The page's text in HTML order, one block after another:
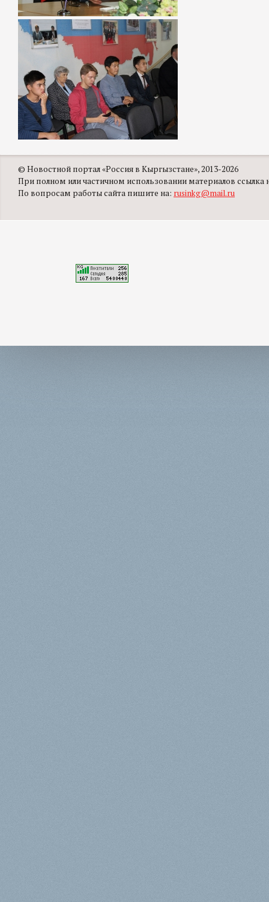
© Новостной портал «Россия в Кыргызстане», 2013-2026
При полном или частичном использовании материалов ссылка
По вопросам работы сайта пишите на: rusinkg@mail.ru